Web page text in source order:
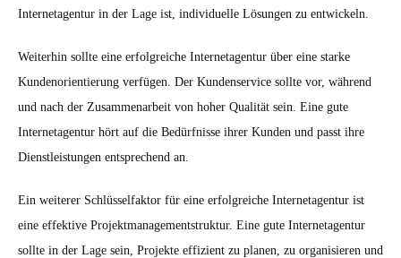
Internetagentur in der Lage ist, individuelle Lösungen zu entwickeln.
Weiterhin sollte eine erfolgreiche Internetagentur über eine starke
Kundenorientierung verfügen. Der Kundenservice sollte vor, während
und nach der Zusammenarbeit von hoher Qualität sein. Eine gute
Internetagentur hört auf die Bedürfnisse ihrer Kunden und passt ihre
Dienstleistungen entsprechend an.
Ein weiterer Schlüsselfaktor für eine erfolgreiche Internetagentur ist
eine effektive Projektmanagementstruktur. Eine gute Internetagentur
sollte in der Lage sein, Projekte effizient zu planen, zu organisieren und